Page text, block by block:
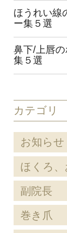
ほうれい線
ー集５選
鼻下/上唇
集５選
カテゴリ
お知らせ
ほくろ
副院長
巻き爪